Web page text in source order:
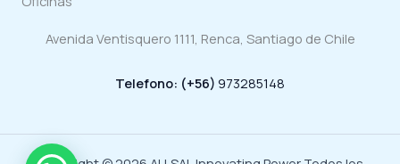
Avenida Ventisquero 1111, Renca, Santiago de Chile
Telefono: (+56) 973285148